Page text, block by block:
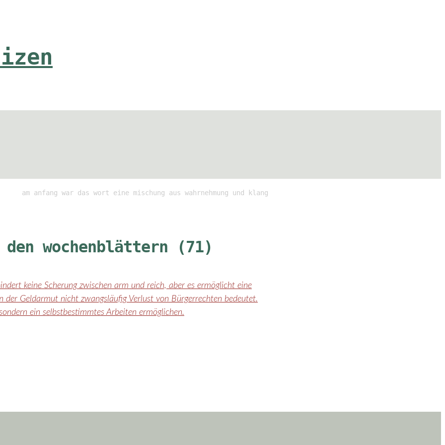
am anfang war das wort eine mischung aus wahrnehmung und klang
wochenblättern (71)
keine Scherung zwischen arm und reich, aber es ermöglicht eine
Geldarmut nicht zwangsläufig Verlust von Bürgerrechten bedeutet.
ein selbstbestimmtes Arbeiten ermöglichen.